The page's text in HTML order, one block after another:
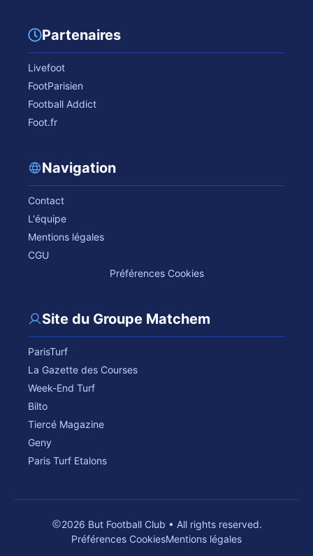
Partenaires
Livefoot
FootParisien
Football Addict
Foot.fr
Navigation
Contact
L'équipe
Mentions légales
CGU
Préférences Cookies
Site du Groupe Matchem
ParisTurf
La Gazette des Courses
Week-End Turf
Bilto
Tiercé Magazine
Geny
Paris Turf Etalons
2026 But Football Club • All rights reserved.
Préférences CookiesMentions légales